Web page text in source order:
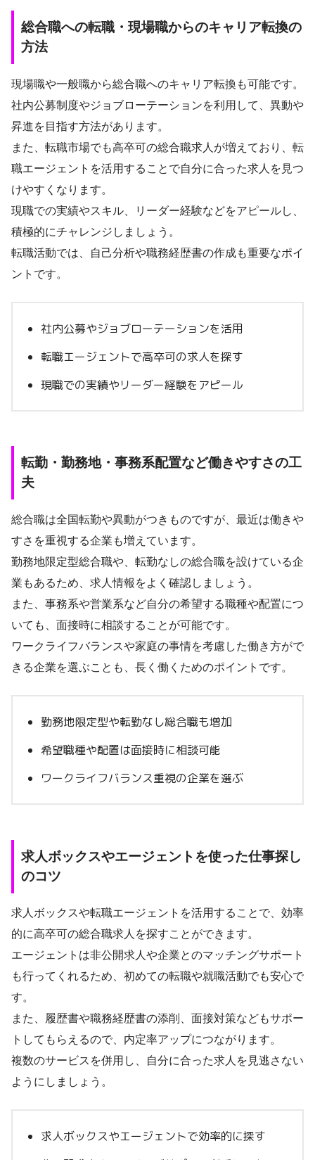
総合職への転職・現場職からのキャリア転換の
方法
現場職や一般職から総合職へのキャリア転換も可能です。
社内公募制度やジョブローテーションを利用して、異動や
昇進を目指す方法があります。
また、転職市場でも高卒可の総合職求人が増えており、転
職エージェントを活用することで自分に合った求人を見つ
けやすくなります。
現職での実績やスキル、リーダー経験などをアピールし、
積極的にチャレンジしましょう。
転職活動では、自己分析や職務経歴書の作成も重要なポイ
ントです。
社内公募やジョブローテーションを活用
転職エージェントで高卒可の求人を探す
現職での実績やリーダー経験をアピール
転勤・勤務地・事務系配置など働きやすさの工
夫
総合職は全国転勤や異動がつきものですが、最近は働きや
すさを重視する企業も増えています。
勤務地限定型総合職や、転勤なしの総合職を設けている企
業もあるため、求人情報をよく確認しましょう。
また、事務系や営業系など自分の希望する職種や配置につ
いても、面接時に相談することが可能です。
ワークライフバランスや家庭の事情を考慮した働き方がで
きる企業を選ぶことも、長く働くためのポイントです。
勤務地限定型や転勤なし総合職も増加
希望職種や配置は面接時に相談可能
ワークライフバランス重視の企業を選ぶ
求人ボックスやエージェントを使った仕事探し
のコツ
求人ボックスや転職エージェントを活用することで、効率
的に高卒可の総合職求人を探すことができます。
エージェントは非公開求人や企業とのマッチングサポート
も行ってくれるため、初めての転職や就職活動でも安心で
す。
また、履歴書や職務経歴書の添削、面接対策などもサポー
トしてもらえるので、内定率アップにつながります。
複数のサービスを併用し、自分に合った求人を見逃さない
ようにしましょう。
求人ボックスやエージェントで効率的に探す